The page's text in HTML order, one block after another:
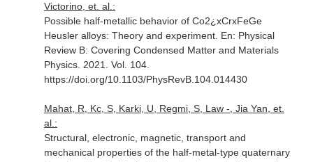
Victorino, et. al.:
Possible half-metallic behavior of Co2¿xCrxFeGe
Heusler alloys: Theory and experiment. En: Physical
Review B: Covering Condensed Matter and Materials
Physics. 2021. Vol. 104.
https://doi.org/10.1103/PhysRevB.104.014430
Mahat, R, Kc, S, Karki, U, Regmi, S, Law -, Jia Yan, et.
al.:
Structural, electronic, magnetic, transport and
mechanical properties of the half-metal-type quaternary